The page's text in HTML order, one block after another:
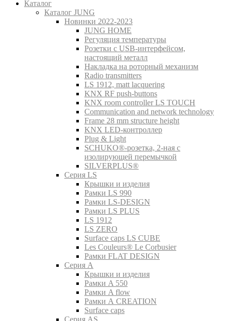
Каталог
Каталог JUNG
Новинки 2022-2023
JUNG HOME
Регуляция температуры
Розетки с USB-интерфейсом,
настоящий металл
Накладка на роторный механизм
Radio transmitters
LS 1912, matt lacquering
KNX RF push-buttons
KNX room controller LS TOUCH
Communication and network technology
Frame 28 mm structure height
KNX LED-контроллер
Plug & Light
SCHUKO®-розетка, 2-ная с
изолирующей перемычкой
SILVERPLUS®
Серия LS
Крышки и изделия
Рамки LS 990
Рамки LS-DESIGN
Рамки LS PLUS
LS 1912
LS ZERO
Surface caps LS CUBE
Les Couleurs® Le Corbusier
Рамки FLAT DESIGN
Серия A
Крышки и изделия
Рамки A 550
Рамки A flow
Рамки A CREATION
Surface caps
Серия AS